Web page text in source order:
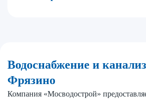
Водоснабжение и
Фрязино
Компания «Мосводострой»